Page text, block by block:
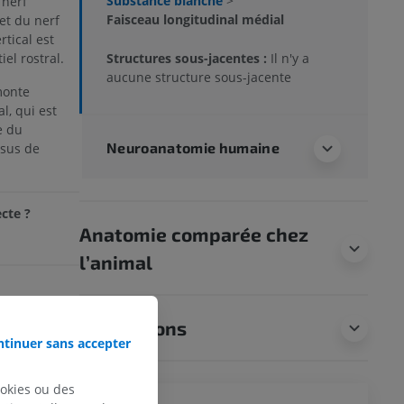
du nerf
est
rostral.
qui est
du
de
?
wikipedia
Faisceau longitudinal médial
Structures sous-jacentes : Il n'y a
aucune structure sous-jacente
Neuroanatomie humaine
Anatomie comparée chez
l’animal
Traductions
sans accepter
ou des